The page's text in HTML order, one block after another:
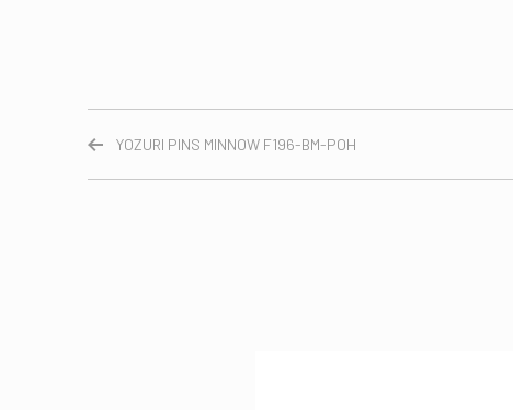
YOZURI PINS MINNOW F196-BM-POH